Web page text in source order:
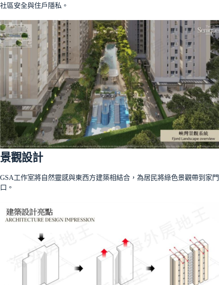
社區安全與住戶隱私。
景觀設計
GSA工作室將自然靈感與東西方建築相結合，為居民將綠色景觀帶到家門
口。